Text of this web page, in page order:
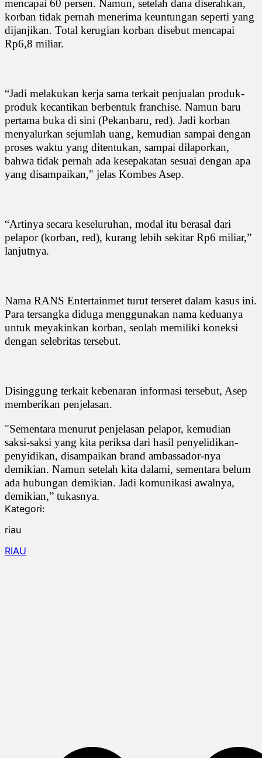
mencapai 60 persen. Namun, setelah dana diserahkan,
korban tidak pernah menerima keuntungan seperti yang
dijanjikan. Total kerugian korban disebut mencapai
Rp6,8 miliar.
“Jadi melakukan kerja sama terkait penjualan produk-
produk kecantikan berbentuk franchise. Namun baru
pertama buka di sini (Pekanbaru, red). Jadi korban
menyalurkan sejumlah uang, kemudian sampai dengan
proses waktu yang ditentukan, sampai dilaporkan,
bahwa tidak pernah ada kesepakatan sesuai dengan apa
yang disampaikan," jelas Kombes Asep.
“Artinya secara keseluruhan, modal itu berasal dari
pelapor (korban, red), kurang lebih sekitar Rp6 miliar,”
lanjutnya.
Nama RANS Entertainmet turut terseret dalam kasus ini.
Para tersangka diduga menggunakan nama keduanya
untuk meyakinkan korban, seolah memiliki koneksi
dengan selebritas tersebut.
Disinggung terkait kebenaran informasi tersebut, Asep
memberikan penjelasan.
"Sementara menurut penjelasan pelapor, kemudian
saksi-saksi yang kita periksa dari hasil penyelidikan-
penyidikan, disampaikan brand ambassador-nya
demikian. Namun setelah kita dalami, sementara belum
ada hubungan demikian. Jadi komunikasi awalnya,
demikian,” tukasnya.
Kategori:
riau
RIAU